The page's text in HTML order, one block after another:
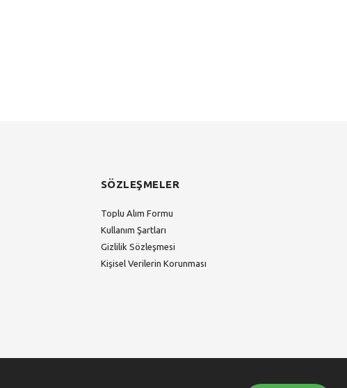
SÖZLEŞMELER
Toplu Alım Formu
Kullanım Şartları
Gizlilik Sözleşmesi
Kişisel Verilerin Korunması